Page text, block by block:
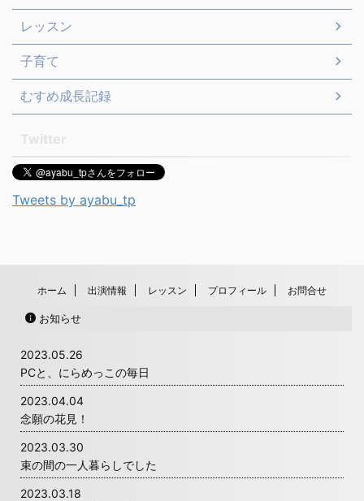
レッスン
子育て
むすめ成長記録
Tweets by ayabu_tp
ホーム 出演情報 レッスン プロフィール お問合せ
お知らせ
2023.05.26
PCと、にらめっこの毎日
2023.04.04
念願の花見！
2023.03.30
束の間の一人暮らしでした
2023.03.18